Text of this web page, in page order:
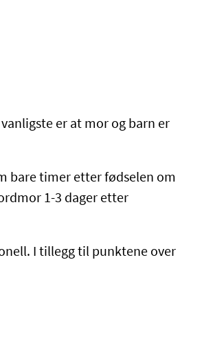
er at mor og barn er
bare timer etter fødselen om
1-3 dager etter
I tillegg til punktene over